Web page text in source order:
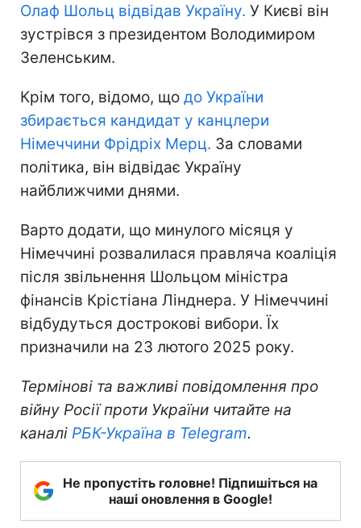
Олаф Шольц відвідав Україну. У Києві він
зустрівся з президентом Володимиром
Зеленським.
Крім того, відомо, що до України
збирається кандидат у канцлери
Німеччини Фрідріх Мерц. За словами
політика, він відвідає Україну
найближчими днями.
Варто додати, що минулого місяця у
Німеччині розвалилася правляча коаліція
після звільнення Шольцом міністра
фінансів Крістіана Лінднера. У Німеччині
відбудуться дострокові вибори. Їх
призначили на 23 лютого 2025 року.
Термінові та важливі повідомлення про
війну Росії проти України читайте на
каналі РБК-Україна в Telegram.
Не пропустіть головне! Підпишіться на
наші оновлення в Google!